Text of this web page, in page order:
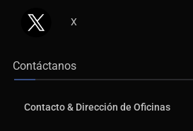
X
Contáctanos
Contacto & Dirección de Oficinas